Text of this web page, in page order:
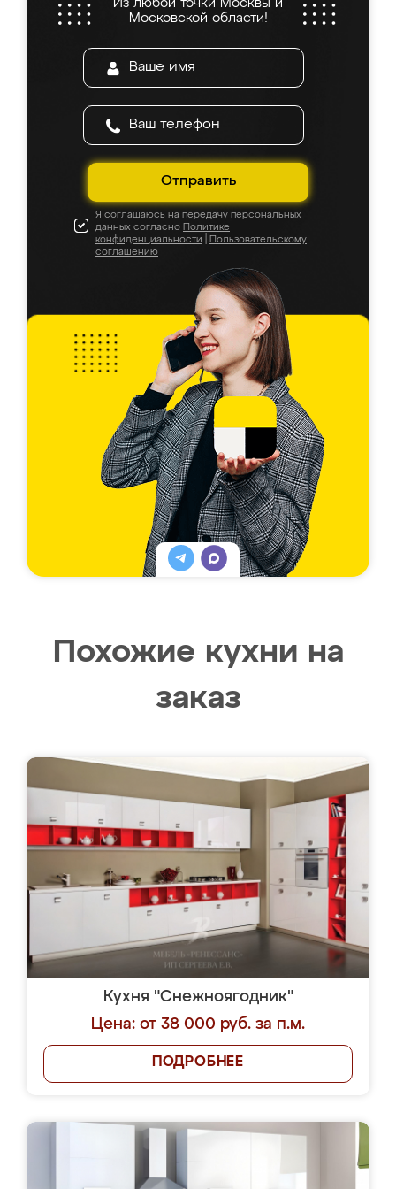
Из любой точки Москвы и
Московской области!
Отправить
Я соглашаюсь на передачу персональных
данных согласно Политике
конфиденциальности
Пользовательскому
соглашению
Похожие кухни на
заказ
Кухня "Снежноягодник"
Цена: от 38 000 руб. за п.м.
ПОДРОБНЕЕ